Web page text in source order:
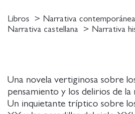
Una novela vertiginosa sobre
pensamiento y los delirios de la
Un inquietante tríptico sobre
Libros
Narrativa contemporánea
Narrativa castellana
Narrativa